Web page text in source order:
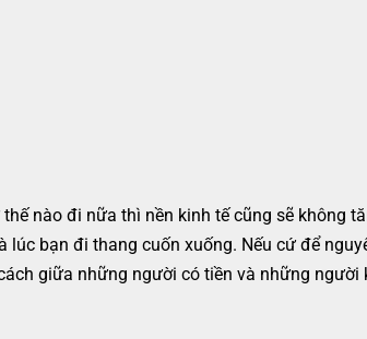
nào đi nữa thì nền kinh tế cũng sẽ không
lúc bạn đi thang cuốn xuống. Nếu cứ để
giữa những người có tiền và những người